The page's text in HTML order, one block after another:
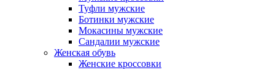
Туфли мужские
Ботинки мужские
Мокасины мужские
Сандалии мужские
Женская обувь
Женские кроссовки